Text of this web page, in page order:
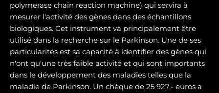
polymerase chain reaction machine) qui servira à
mesurer l'activité des gènes dans des échantillons
biologiques. Cet instrument va principalement être
utilisé dans la recherche sur le Parkinson. Une de ses
particularités est sa capacité à identifier des gènes qui
n'ont qu'une très faible activité et qui sont importants
dans le développement des maladies telles que la
maladie de Parkinson. Un chèque de 25 927,- euros a